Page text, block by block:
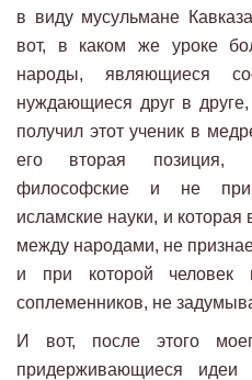
в виду мусульмане
вот, в каком же уроке
народы, являющиеся
нуждающиеся друг в
получил этот ученик в
его вторая позиция,
философские и не
исламские науки, и
между народами, не
и при которой
соплеменников, не
И вот, после этого
придерживающиеся идеи